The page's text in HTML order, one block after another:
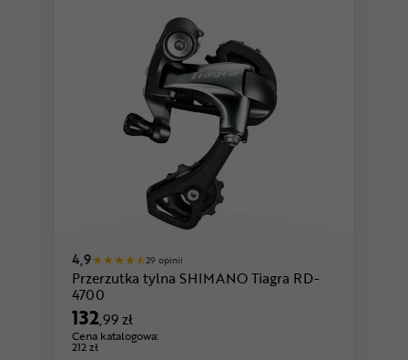
4,9 29 opinii
Przerzutka tylna SHIMANO Tiagra RD-
4700
132,99 zł
Cena katalogowa:
212 zł